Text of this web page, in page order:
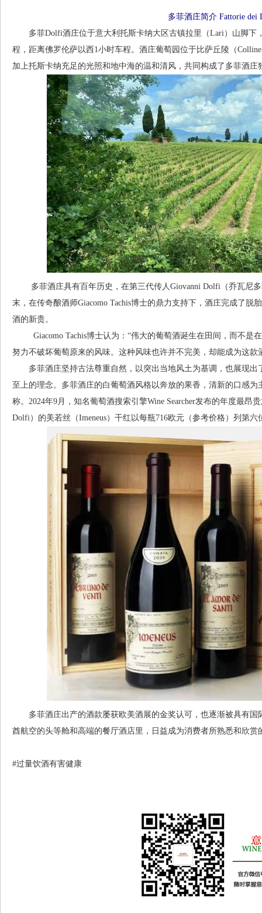
多菲酒庄简介 Fattorie dei
多菲Dolfi酒庄位于意大利托斯卡纳大区古镇拉里（Lari）山脚下
程，距离佛罗伦萨以西1小时车程。酒庄葡萄园位于比萨丘陵（
加上托斯卡纳充足的光照和地中海的温和清风，共同构成了多菲酒庄
多菲酒庄具有百年历史，在第三代传人Giovanni Dolfi（乔瓦尼多
末，在传奇酿酒师Giacomo Tachis博士的鼎力支持下，酒庄完成了脱
酒的新贵。
Giacomo Tachis博士认为：“伟⼤的葡萄酒诞⽣在⽥间，⽽不是
努⼒不破坏葡萄原来的⻛味。这种⻛味也许并不完美，却能成为这款
多菲酒庄坚持古法尊重自然，以突出当地风土为基调，也展现出
至上的理念。多菲酒庄的白葡萄酒风格以奔放的果香，清新的口感
称。2024年9月，知名葡萄酒搜索引擎Wine Searcher发布的年度最昂
Dolfi）的美若丝（Imeneus）干红以每瓶716欧元（参考价格）列第六
多菲酒庄出产的酒款屡获欧美酒展的金奖认可，也逐渐被具有国
酋航空的头等舱和高端的餐厅酒店里，日益成为消费者所熟悉和欣赏
#过量饮酒有害健康